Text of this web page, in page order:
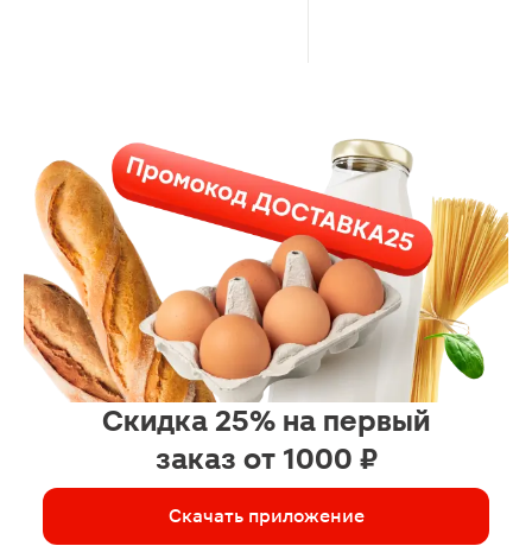
Скидка 25% на первый
заказ от 1000 ₽
Скачать приложение